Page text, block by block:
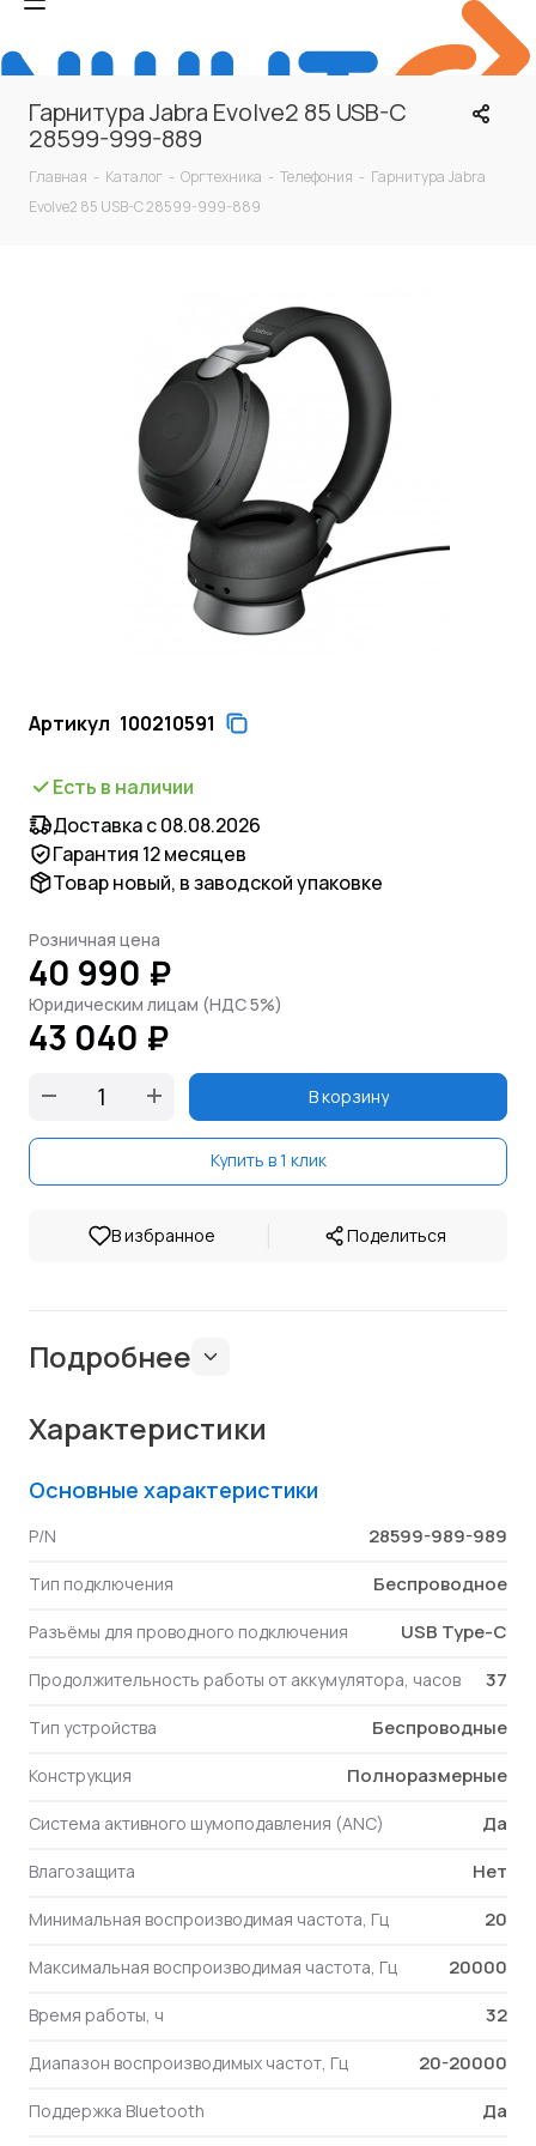
Гарнитура Jabra Evolve2 85 USB-C
28599-999-889
Главная - Каталог - Оргтехника - Телефония - Гарнитура Jabra
Evolve2 85 USB-C 28599-999-889
Артикул 100210591
Есть в наличии
Доставка с 08.08.2026
Гарантия 12 месяцев
Товар новый, в заводской упаковке
Розничная цена
40 990 ₽
Юридическим лицам (НДС 5%)
43 040 ₽
В корзину
Купить в 1 клик
В избранное | Поделиться
Подробнее
Характеристики
Основные характеристики
P/N 28599-989-989
Тип подключения Беспроводное
Разъёмы для проводного подключения USB Type-C
Продолжительность работы от аккумулятора, часов 37
Тип устройства Беспроводные
Конструкция Полноразмерные
Система активного шумоподавления (ANC) Да
Влагозащита Нет
Минимальная воспроизводимая частота, Гц 20
Максимальная воспроизводимая частота, Гц 20000
Время работы, ч 32
Диапазон воспроизводимых частот, Гц 20-20000
Поддержка Bluetooth Да